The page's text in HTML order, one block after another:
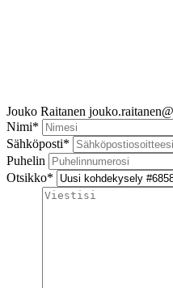
Jouko Raitanen
Nimi*
Sähköposti*
Puhelin
Otsikko*